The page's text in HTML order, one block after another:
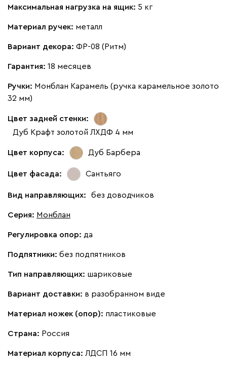
Максимальная нагрузка на ящик: 5 кг
Материал ручек: металл
Вариант декора: ФР-08 (Ритм)
Гарантия: 18 месяцев
Ручки: Монблан Карамель (ручка карамельное золото
32 мм)
Цвет задней стенки:
Дуб Крафт золотой ЛХДФ 4 мм
Цвет корпуса: Дуб Барбера
Цвет фасада: Сантьяго
Вид направляющих: без доводчиков
Серия: Монблан
Регулировка опор: да
Подпятники: без подпятников
Тип направляющих: шариковые
Вариант доставки: в разобранном виде
Материал ножек (опор): пластиковые
Страна: Россия
Материал корпуса: ЛДСП 16 мм